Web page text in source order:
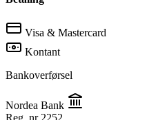
Visa & Mastercard
Kontant
Bankoverførsel
Nordea Bank